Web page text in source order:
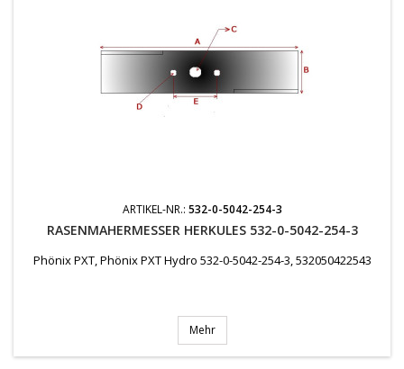
ARTIKEL-NR.: 532-0-5042-254-3
RASENMAHERMESSER HERKULES 532-0-5042-254-3
Phönix PXT, Phönix PXT Hydro 532-0-5042-254-3, 532050422543
Mehr